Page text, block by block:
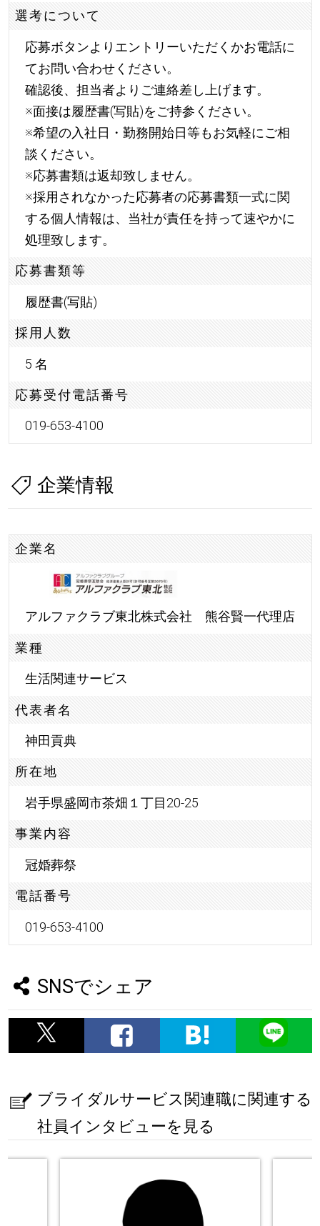
選考について
応募ボタンよりエントリーいただくかお電話に
てお問い合わせください。
確認後、担当者よりご連絡差し上げます。
※面接は履歴書(写貼)をご持参ください。
※希望の入社日・勤務開始日等もお気軽にご相
談ください。
※応募書類は返却致しません。
※採用されなかった応募者の応募書類一式に関
する個人情報は、当社が責任を持って速やかに
処理致します。
応募書類等
履歴書(写貼)
採用人数
5 名
応募受付電話番号
019-653-4100
企業情報
企業名
アルファクラブ東北株式会社 熊谷賢一代理店
業種
生活関連サービス
代表者名
神田貢典
所在地
岩手県盛岡市茶畑１丁目20-25
事業内容
冠婚葬祭
電話番号
019-653-4100
SNSでシェア
ブライダルサービス関連職に関連する
社員インタビューを見る